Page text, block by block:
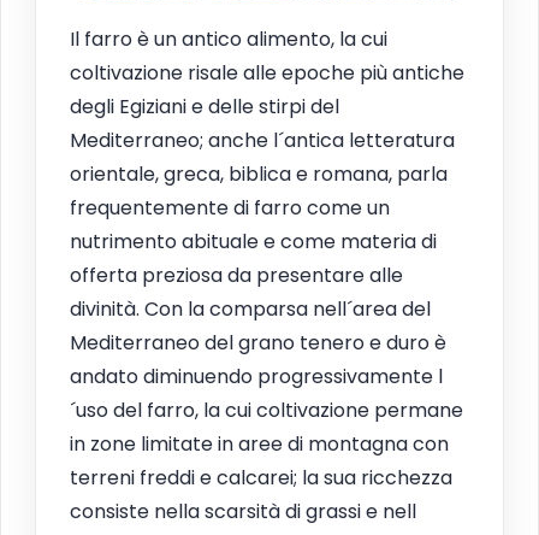
Il farro è un antico alimento, la cui
coltivazione risale alle epoche più antiche
degli Egiziani e delle stirpi del
Mediterraneo; anche l´antica letteratura
orientale, greca, biblica e romana, parla
frequentemente di farro come un
nutrimento abituale e come materia di
offerta preziosa da presentare alle
divinità. Con la comparsa nell´area del
Mediterraneo del grano tenero e duro è
andato diminuendo progressivamente l
´uso del farro, la cui coltivazione permane
in zone limitate in aree di montagna con
terreni freddi e calcarei; la sua ricchezza
consiste nella scarsità di grassi e nell